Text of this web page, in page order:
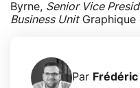
Byrne, Senior Vice
Business UnitGraphique
Par